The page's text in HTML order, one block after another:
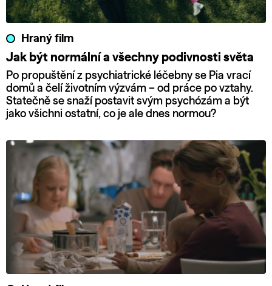
Hraný film
Jak být normální a všechny podivnosti světa
Po propuštění z psychiatrické léčebny se Pia vrací
domů a čelí životním výzvám – od práce po vztahy.
Statečně se snaží postavit svým psychózám a být
jako všichni ostatní, co je ale dnes normou?